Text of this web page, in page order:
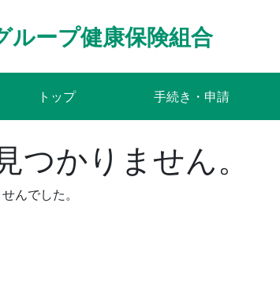
ループ健康保険組合
トップ 手続き・申請
つかりません。
んでした。